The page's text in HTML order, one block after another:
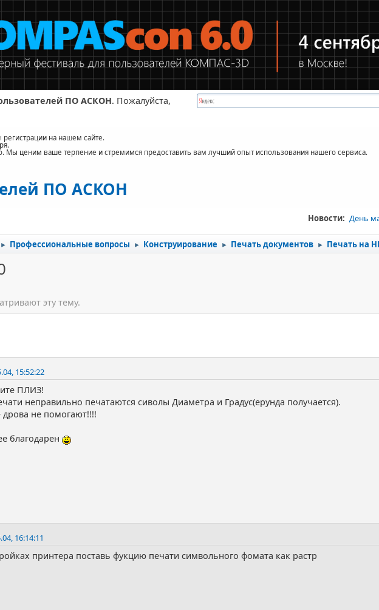
ПО АСКОН. Пожалуйста,
на нашем сайте.
Мы ценим ваше терпение и стремимся предоставить вам лучший опыт использования нашего сервиса.
ПО АСКОН
Новости: День
► Профессиональные вопросы ► Конструирование ► Печать документов ► Печать на
эту тему.
15:52:22
ПЛИЗ!
неправильно печатаются сиволы Диаметра и Градус(ерунда получается).
не помогают!!!!
благодарен
16:14:11
принтера поставь фукцию печати символьного фомата как растр